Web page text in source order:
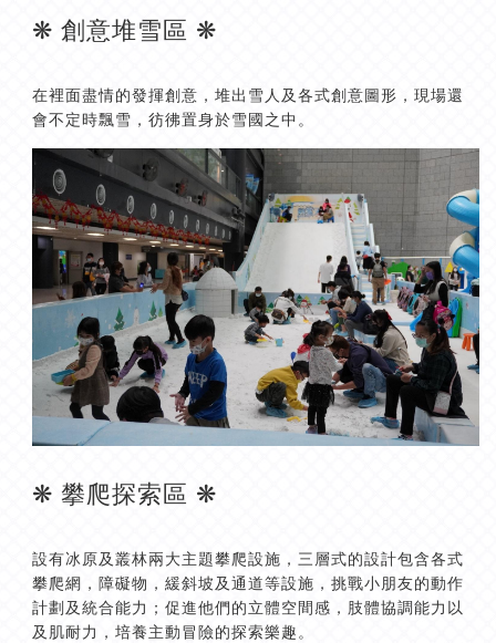
❋ 創意堆雪區 ❋
在裡面盡情的發揮創意，堆出雪人及各式創意圖形，現場還
會不定時飄雪，彷彿置身於雪國之中。
❋ 攀爬探索區 ❋
設有冰原及叢林兩大主題攀爬設施，三層式的設計包含各式
攀爬網，障礙物，緩斜坡及通道等設施，挑戰小朋友的動作
計劃及統合能力；促進他們的立體空間感，肢體協調能力以
及肌耐力，培養主動冒險的探索樂趣。